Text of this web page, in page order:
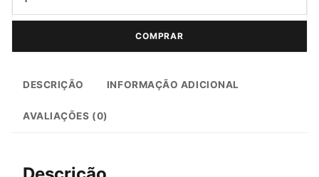
COMPRAR
DESCRIÇÃO INFORMAÇÃO ADICIONAL
AVALIAÇÕES (0)